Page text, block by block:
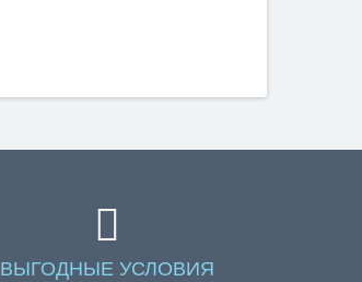
ВЫГОДНЫЕ УСЛОВИЯ